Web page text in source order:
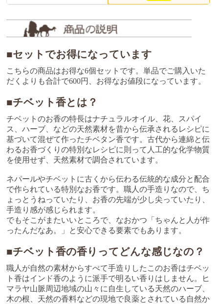
■セットでお得になっています
こちらの商品はお得な6個セットです。単品でご購入いた
だくよりも合計で600円、お得なお値段になっています。
■チベット香とは？
チベットのお香の特長はナチュラルオイル、花、スパイ
ス、ハーブ、などの天然素材を昔から伝承されるレシピに
基づいて混ぜて作ったチベタン香です。古代から連綿と伝
わるお香づくりの特別なレシピに則って人工的な化学物質
を使用せず、天然素材で調合されています。
ネパールやチベットに古くから伝わる伝統的な成分と配合
で作られている特別なお香です。職人の手造りなので、ち
ょっとうねっていたり、お香の先端が少し尖っていたり、
手造り感が感じられます。
でもそこがまたいいところで、なおかつ「ちゃんと人が作
ったんだなあ。」と安心できる要素でもあります。
■チベット香の香りってどんな感じなの？
職人が自然の素材からすべて手造りしたこのお香はチベッ
ト香はインド香のように派手で明るい香りはしません。ヒ
マラヤ山脈周辺地域の山々に自生している天然のハーブ、
木の根、天然の香料などの現地で良薬とされている自然か